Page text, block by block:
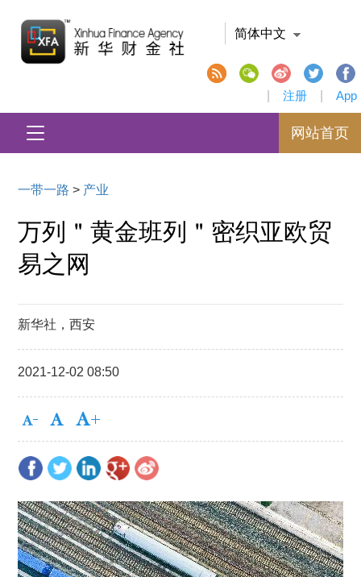
简体中文
注册 App
网站首页
一带一路 > 产业
万列＂黄金班列＂密织亚欧贸
易之网
新华社，西安
2021-12-02 08:50